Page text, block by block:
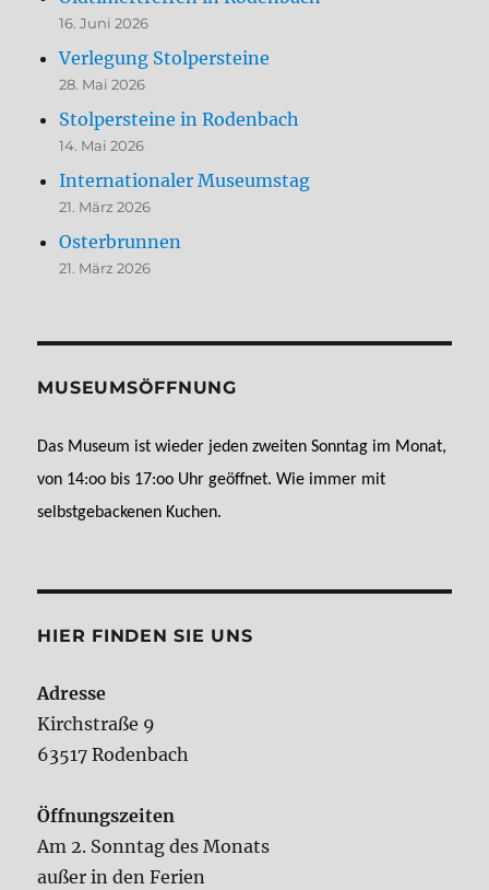
16. Juni 2026
Verlegung Stolpersteine
28. Mai 2026
Stolpersteine in Rodenbach
14. Mai 2026
Internationaler Museumstag
21. März 2026
Osterbrunnen
21. März 2026
MUSEUMSÖFFNUNG
Das Museum ist wieder jeden zweiten Sonntag im Monat,
von 14:oo bis 17:oo Uhr geöffnet. Wie immer mit
selbstgebackenen Kuchen.
HIER FINDEN SIE UNS
Adresse
Kirchstraße 9
63517 Rodenbach
Öffnungszeiten
Am 2. Sonntag des Monats
außer in den Ferien